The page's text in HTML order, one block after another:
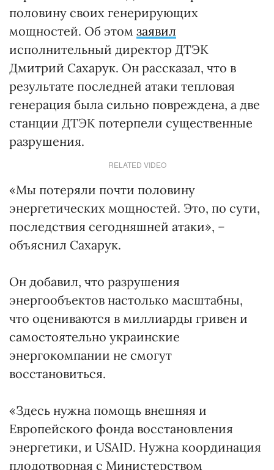
половину своих генерирующих
мощностей. Об этом заявил
исполнительный директор ДТЭК
Дмитрий Сахарук. Он рассказал, что в
результате последней атаки тепловая
генерация была сильно повреждена, а две
станции ДТЭК потерпели существенные
разрушения.
RELATED VIDEO
«Мы потеряли почти половину
энергетических мощностей. Это, по сути,
последствия сегодняшней атаки», –
объяснил Сахарук.
Он добавил, что разрушения
энергообъектов настолько масштабны,
что оцениваются в миллиарды гривен и
самостоятельно украинские
энергокомпании не смогут
восстановиться.
«Здесь нужна помощь внешняя и
Европейского фонда восстановления
энергетики, и USAID. Нужна координация
плодотворная с Министерством